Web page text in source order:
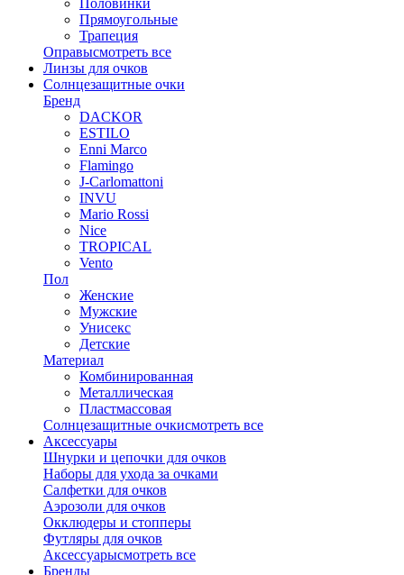
Прямоугольные
Трапеция
Оправысмотреть все
Линзы для очков
Солнцезащитные очки
Бренд
DACKOR
ESTILO
Enni Marco
Flamingo
J-Carlomattoni
INVU
Mario Rossi
Nice
TROPICAL
Vento
Пол
Женские
Мужские
Унисекс
Детские
Материал
Комбинированная
Металлическая
Пластмассовая
Солнцезащитные очкисмотреть все
Аксессуары
Шнурки и цепочки для очков
Наборы для ухода за очками
Салфетки для очков
Аэрозоли для очков
Окклюдеры и стопперы
Футляры для очков
Аксессуарысмотреть все
Бренды